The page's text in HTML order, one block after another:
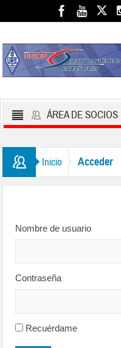
ÁREA DE SOCIOS
Inicio Acceder
Nombre de usuario
Contraseña
Recuérdame